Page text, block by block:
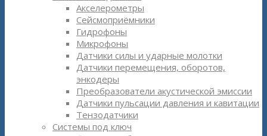
Акселерометры
Сейсмоприёмники
Гидрофоны
Микрофоны
Датчики силы и ударные молотки
Датчики перемещения, оборотов,
энкодеры
Преобразователи акустической эмиссии
Датчики пульсации давления и кавитации
Тензодатчики
Системы под ключ